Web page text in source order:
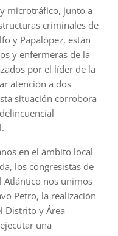
microtráfico, junto a
criminales de
y Papalópez, están
y enfermeras de la
por el líder de la
atención a dos
situación corrobora
en el ámbito local
los congresistas de
Atlántico nos unimos
Petro, la realización
Distrito y Área
una